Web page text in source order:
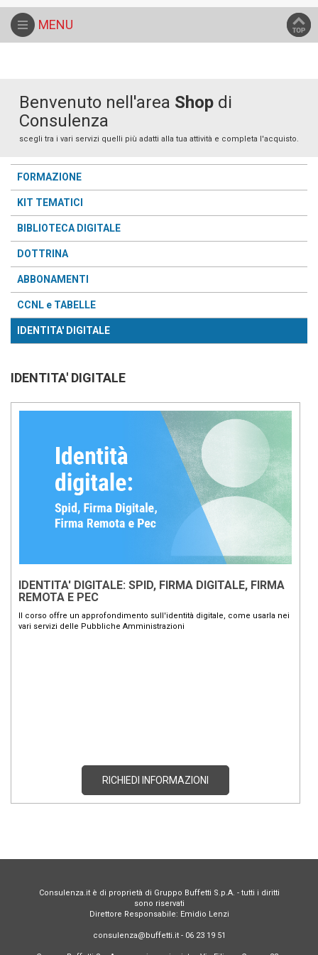
MENU
Home
Benvenuto nell'area Shop di
Consulenza
scegli tra i vari servizi quelli più adatti alla tua attività e completa l'acquisto.
FORMAZIONE
KIT TEMATICI
BIBLIOTECA DIGITALE
DOTTRINA
ABBONAMENTI
CCNL e TABELLE
IDENTITA' DIGITALE
IDENTITA' DIGITALE
IDENTITA' DIGITALE: SPID, FIRMA DIGITALE, FIRMA
REMOTA E PEC
Il corso offre un approfondimento sull'identità digitale, come usarla nei
vari servizi delle Pubbliche Amministrazioni
RICHIEDI INFORMAZIONI
Consulenza.it è di proprietà di Gruppo Buffetti S.p.A. - tutti i diritti
sono riservati
Direttore Responsabile: Emidio Lenzi
consulenza@buffetti.it - 06 23 19 51